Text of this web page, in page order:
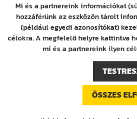
T55
Mi és a partnereink információkat
hozzáférünk az eszközön tárolt
(például egyedi azonosítókat)
célokra. A megfelelő helyre kattintva
mi és a partnereink ilyen
ÖSSZES